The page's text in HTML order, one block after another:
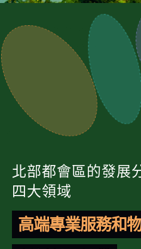
北部都會區的發展
四大領域
高端專業服務和